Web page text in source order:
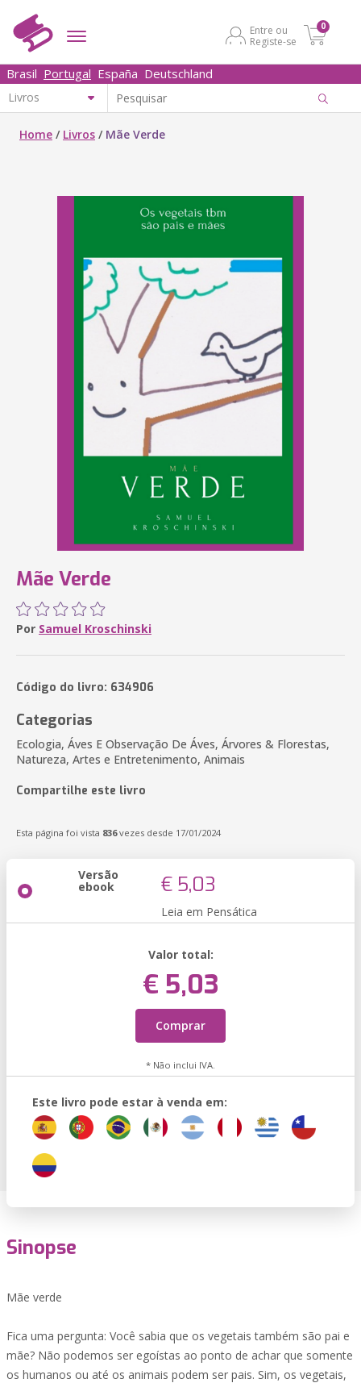
Entre ou
Registe-se
0
Brasil Portugal España Deutschland
Home / Livros / Mãe Verde
Mãe Verde
Por Samuel Kroschinski
Código do livro: 634906
Categorias
Ecologia, Áves E Observação De Áves, Árvores & Florestas,
Natureza, Artes e Entretenimento, Animais
Compartilhe este livro
Esta página foi vista 836vezes desde 17/01/2024
Versão
ebook € 5,03
Leia em Pensática
Valor total:
€ 5,03
Comprar
* Não inclui IVA.
Este livro pode estar à venda em:
Sinopse
Mãe verde
Fica uma pergunta: Você sabia que os vegetais também são pai e
mãe? Não podemos ser egoístas ao ponto de achar que somente
os humanos ou até os animais podem ser pais. Sim, os vegetais,